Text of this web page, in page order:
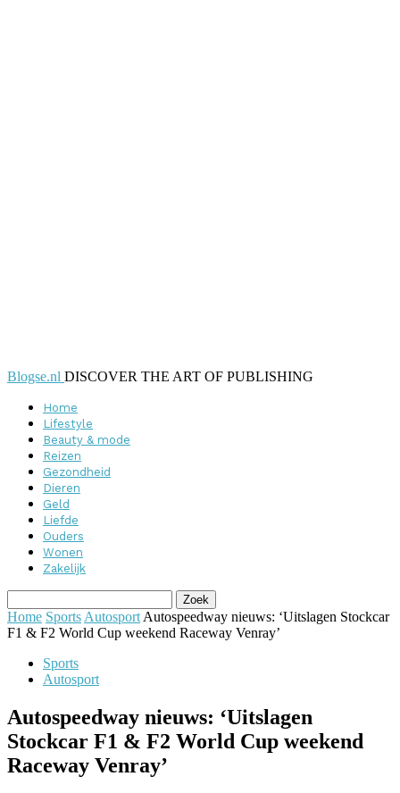
Blogse.nl DISCOVER THE ART OF PUBLISHING
Home
Lifestyle
Beauty & mode
Reizen
Gezondheid
Dieren
Geld
Liefde
Ouders
Wonen
Zakelijk
Home Sports Autosport Autospeedway nieuws: ‘Uitslagen Stockcar
F1 & F2 World Cup weekend Raceway Venray’
Sports
Autosport
Autospeedway nieuws: ‘Uitslagen
Stockcar F1 & F2 World Cup weekend
Raceway Venray’